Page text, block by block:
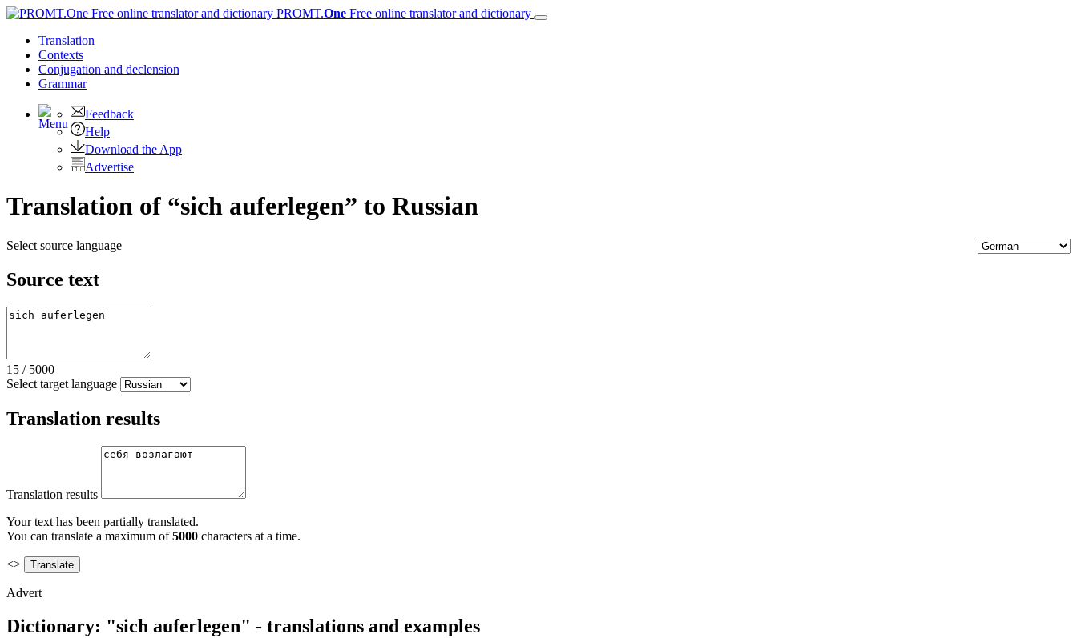
PROMT.One Free online translator and dictionary
Translation
Contexts
Conjugation and declension
Grammar
Feedback
Help
Download the App
Advertise
Translation of “sich auferlegen” to Russian
Select source language
Source text
15 / 5000
Select target language
Translation results
Translation results
Your text has been partially translated.
You can translate a maximum of5000 characters at a time.
<>
Advert
Dictionary: "sich auferlegen" - translations and examples